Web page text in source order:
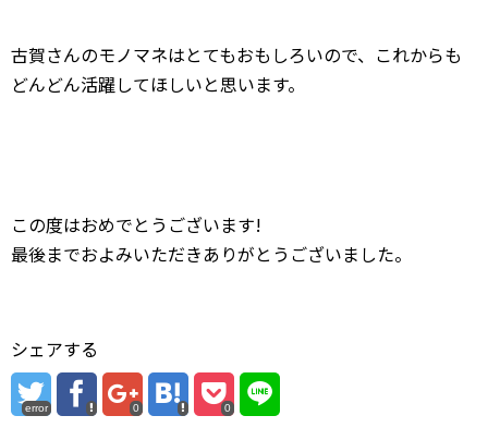
古賀さんのモノマネはとてもおもしろいので、これからも
どんどん活躍してほしいと思います。
この度はおめでとうございます!
最後までおよみいただきありがとうございました。
シェアする
error 0 0